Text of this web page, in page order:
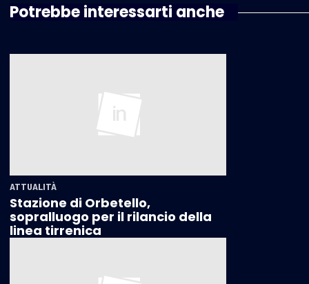
Potrebbe interessarti anche
ATTUALITÀ
Stazione di Orbetello,
sopralluogo per il rilancio della
linea tirrenica